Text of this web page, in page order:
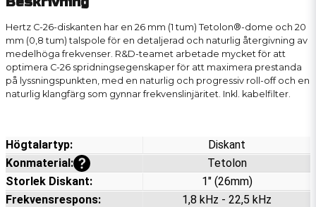
Hertz C-26-diskanten har en 26 mm (1 tum) Tetolon®-dome och 20
mm (0,8 tum) talspole för en detaljerad och naturlig återgivning av
medelhöga frekvenser. R&D-teamet arbetade mycket för att
optimera C-26 spridningsegenskaper för att maximera prestanda
på lyssningspunkten, med en naturlig och progressiv roll-off och en
naturlig klangfärg som gynnar frekvenslinjäritet. Inkl. kabelfilter.
Högtalartyp:
Diskant
Konmaterial:Visa mer information
Tetolon
Storlek Diskant:
1" (26mm)
Frekvensrespons:
1,8 kHz - 22,5 kHz